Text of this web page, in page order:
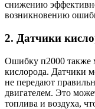
снижению
возникновению
2. Датчики
Ошибку п2000 также
кислорода. Датчики
не передают
двигателем. Это
топлива и воздуха,